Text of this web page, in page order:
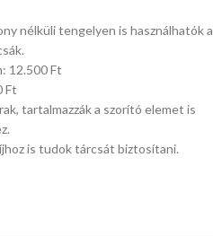
nélküli tengelyen is használhatók a
12.500 Ft
Ft
tartalmazzák a szorító elemet is
is tudok tárcsát biztosítani.